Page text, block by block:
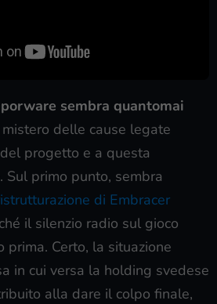
sembra quantomai
delle cause legate
progetto e a questa
Sul primo punto, sembra
di Embracer
il silenzio radio sul gioco
Certo, la situazione
in cui versa la holding svedese
alla dare il colpo finale,